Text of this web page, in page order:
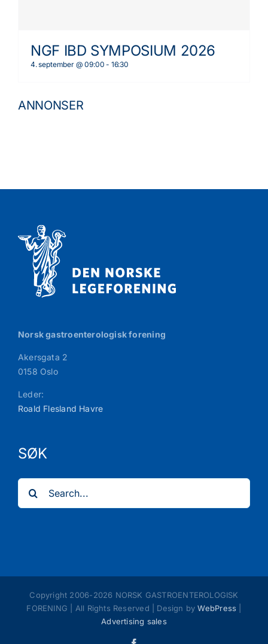
NGF IBD SYMPOSIUM 2026
4. september @ 09:00 - 16:30
ANNONSER
Norsk gastroenterologisk forening
Akersgata 2
0158 Oslo
Leder:
Roald Flesland Havre
SØK
Search
for:
Copyright 2006-2026 NORSK GASTROENTEROLOGISK
FORENING | All Rights Reserved | Design byWebPress
Advertising sales